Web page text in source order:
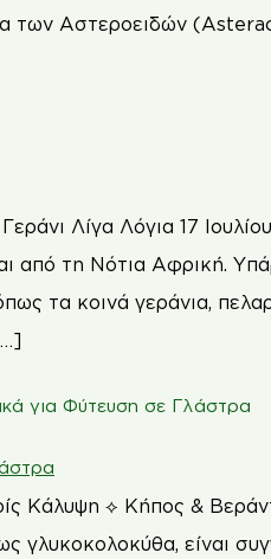
των Αστεροειδών
Λίγα Λόγια 17
από τη Νότια Αφρική.
τα κοινά γεράνια,
για Φύτευση σε Γλάστρα
Κάλυψη ⟡ Κήπος &
γλυκοκολοκύθα, είναι